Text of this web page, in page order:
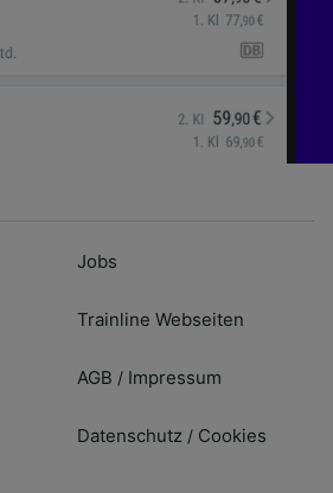
Jobs
Trainline Webseiten
AGB / Impressum
Datenschutz / Cookies